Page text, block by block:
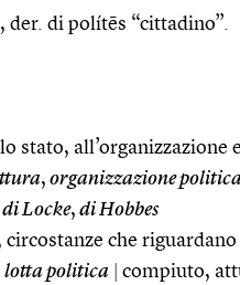
der. di polítēs “cittadino”.
stato, all’organizzazione e
, organizzazione
Locke, di Hobbes
che riguardano
lotta politica
compiuto,